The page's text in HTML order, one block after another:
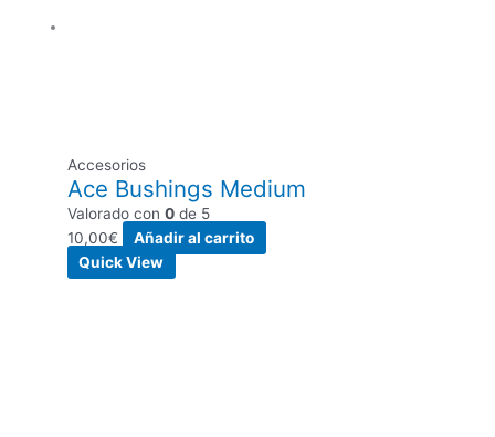
Accesorios
Ace Bushings Medium
Valorado con0 de 5
10,00€
Añadir al carrito
Quick View